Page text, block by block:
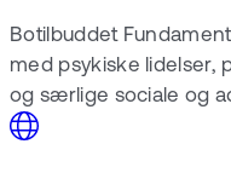
Botilbuddet
med psykiske
og særlige sociale og